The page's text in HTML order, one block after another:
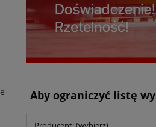
Aby ograniczyć listę